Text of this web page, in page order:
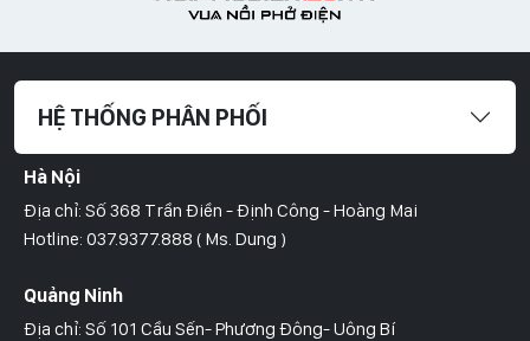
HỆ THỐNG PHÂN PHỐI
Hà Nội
Địa chỉ: Số 368 Trần Điền - Định Công - Hoàng Mai
Hotline: 037.9377.888 ( Ms. Dung )
Quảng Ninh
Địa chỉ: Số 101 Cầu Sến- Phương Đông- Uông Bí